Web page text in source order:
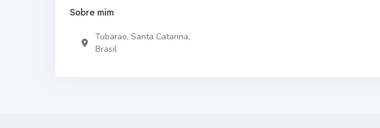
Sobre mim
Tubarao, Santa Catarina,
Brasil